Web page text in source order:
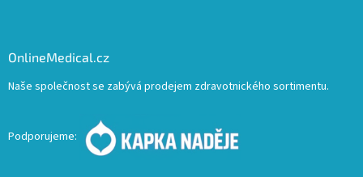
OnlineMedical.cz
Naše společnost se zabývá prodejem zdravotnického sortimentu.
Podporujeme: